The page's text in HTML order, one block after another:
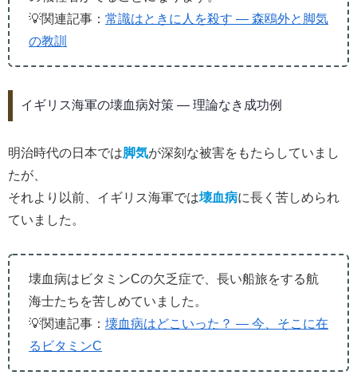
💡関連記事： 常識はときに人を殺す ― 森鴎外と脚気
の教訓
イギリス海軍の壊血病対策 ― 理論なき成功例
明治時代の日本では脚気が深刻な被害をもたらしていまし
たが、
それより以前、イギリス海軍では壊血病に長く苦しめられ
ていました。
壊血病はビタミンCの欠乏症で、長い船旅をする航
海士たちを苦しめていました。
💡関連記事： 壊血病はどこいった？ ― 今、そこに在
るビタミンC